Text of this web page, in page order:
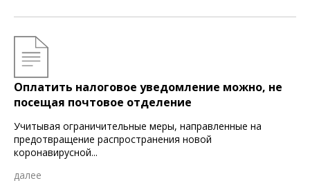
Оплатить налоговое уведомление можно, не
посещая почтовое отделение
Учитывая ограничительные меры, направленные на
предотвращение распространения новой
коронавирусной...
далее